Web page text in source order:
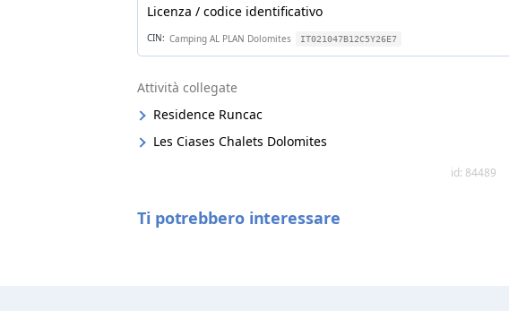
Licenza / codice identificativo
CIN: Camping AL PLAN Dolomites IT021047B12C5Y26E7
Attività collegate
Residence Runcac
Les Ciases Chalets Dolomites
id: 84489
Ti potrebbero interessare